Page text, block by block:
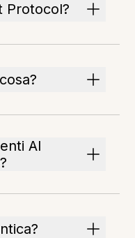
Protocol?
AI